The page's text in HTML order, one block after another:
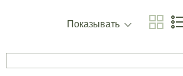
Показывать